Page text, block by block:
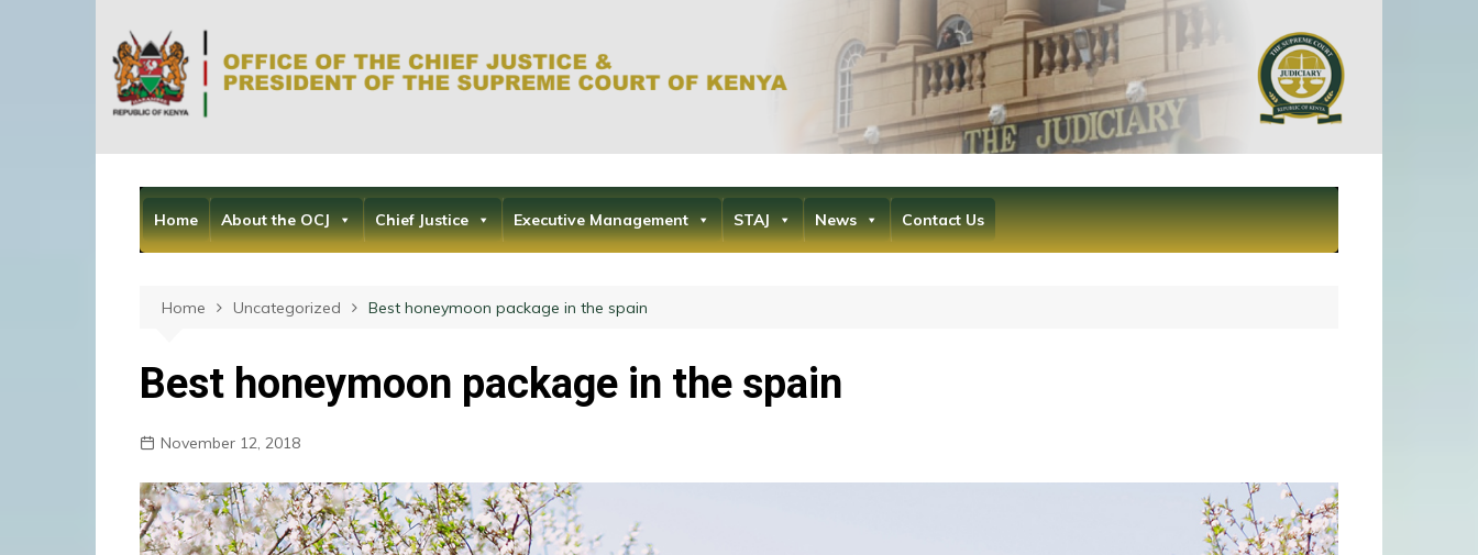
Office of the Chief Justice and President of
the Supreme Court of Kenya
Home About the OCJ Chief Justice Executive Management STAJ News Contact Us
Home Uncategorized Best honeymoon package in the spain
Best honeymoon package in the spain
November 12, 2018